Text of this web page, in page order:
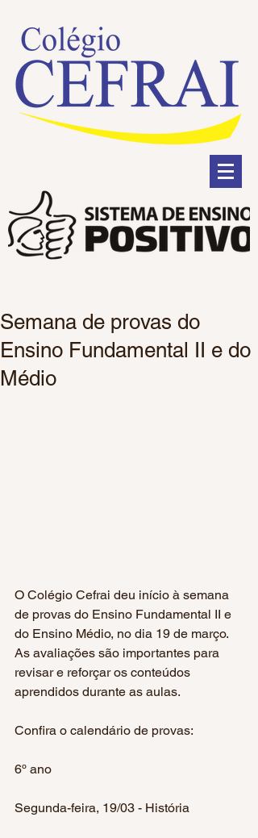
Semana de provas do
Ensino Fundamental II e do
Médio
O Colégio Cefrai deu início à semana
de provas do Ensino Fundamental II e
do Ensino Médio, no dia 19 de março.
As avaliações são importantes para
revisar e reforçar os conteúdos
aprendidos durante as aulas.
Confira o calendário de provas:
6º ano
Segunda-feira, 19/03 - História